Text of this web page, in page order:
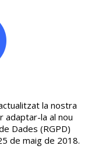
la nostra
adaptar-la al nou
Dades (RGPD)
de maig de 2018.